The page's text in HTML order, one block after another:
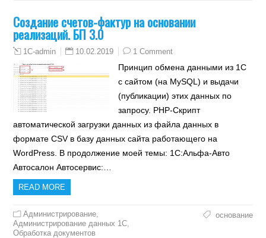
Создание счетов-фактур на основании
реализаций. БП 3.0
1C-admin 10.02.2019 1 Comment
Принцип обмена данными из 1С
с сайтом (на MySQL) и выдачи
(публикации) этих данных по
запросу. PHP-Скрипт
автоматической загрузки данных из файла данных в
формате CSV в базу данных сайта работающего на
WordPress. В продолжение моей темы: 1С:Альфа-Авто
Автосалон Автосервис:…
READ MORE
Администрирование,
Администрирование данных 1С,
Обработка документов
основание